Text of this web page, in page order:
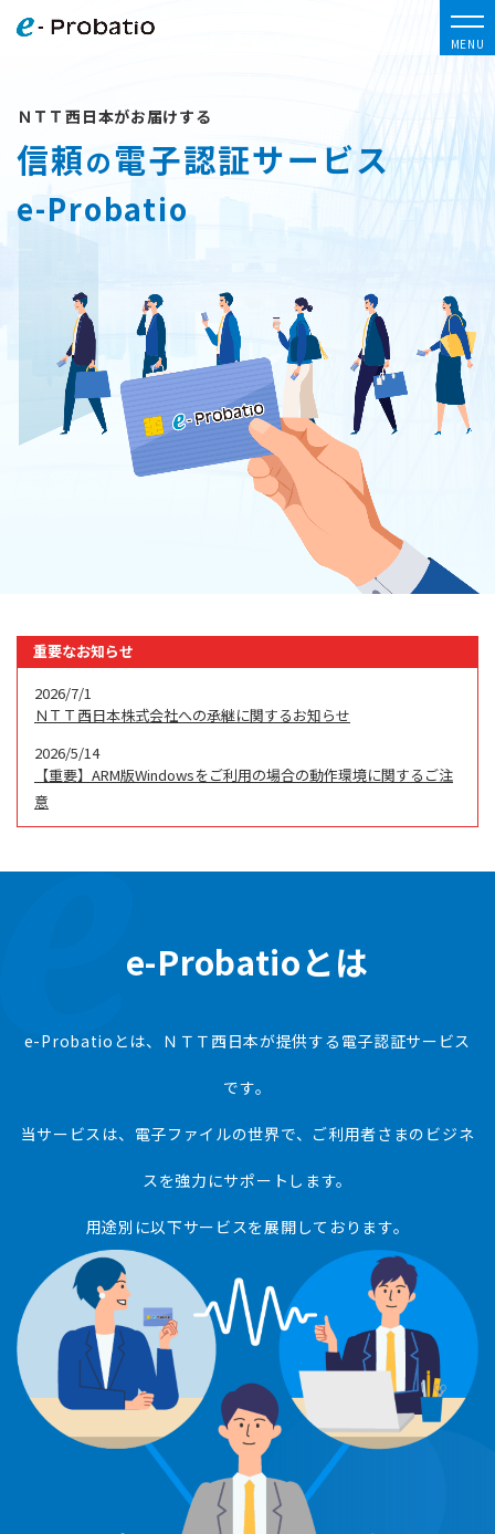
MENU
ＮＴＴ西日本がお届けする
信頼の電子認証サービス
e-Probatio
重要なお知らせ
2026/7/1
ＮＴＴ西日本株式会社への承継に関するお知らせ
2026/5/14
【重要】ARM版Windowsをご利用の場合の動作環境に関するご注
意
e-Probatioとは
e-Probatioとは、ＮＴＴ西日本が提供する電子認証サービス
です。
当サービスは、電子ファイルの世界で、ご利用者さまのビジネ
スを強力にサポートします。
用途別に以下サービスを展開しております。